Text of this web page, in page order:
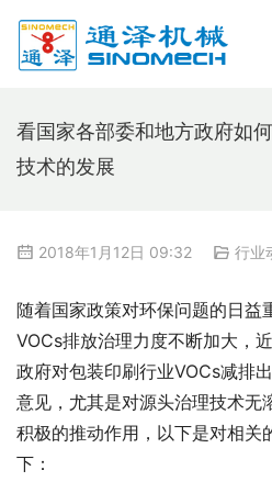
看国家各部委和地方政府如
技术的发展
2018年1月12日 09:32 行业
随着国家政策对环保问题的日益
VOCs排放治理力度不断加大，
政府对包装印刷行业VOCs减排
意见，尤其是对源头治理技术无
积极的推动作用，以下是对相关
下：